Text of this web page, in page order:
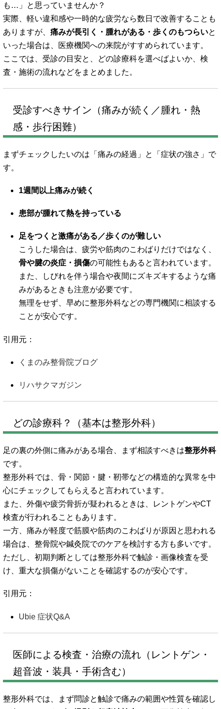
も…」と思っていませんか？
実際、軽い違和感や一時的な疲労なら数日で改善することも
ありますが、 痛みが長引く・腫れがある・歩くのもつらいと
いった場合は、医療機関への来院がすすめられています。
ここでは、受診の目安と、どの診療科を選べばよいか、検
査・施術の流れなどをまとめました。
受診すべきサイン（痛みが続く／腫れ・熱
感・歩行困難）
まずチェックしたいのは「痛みの経過」と「症状の強さ」で
す。
1週間以上痛みが続く
患部が腫れて熱を持っている
足をつくと激痛がある／歩くのが難しい
こうした場合は、疲労や筋肉のこわばりだけではなく、
骨や腱の炎症・損傷の可能性もあると言われています。
また、しびれを伴う場合や夜間にズキズキするような痛
みがあるときも注意が必要です。
無理をせず、早めに整形外科などの専門機関に相談する
ことが安心です。
引用元：
くまのみ整骨院ブログ
リハサクマガジン
どの診療科？（基本は整形外科）
足の裏の外側に痛みがある場合、まず相談すべきは整形外科
です。
整形外科では、骨・関節・腱・靭帯などの構造的な異常を中
心にチェックしてもらえると言われています。
また、外傷や疲労骨折が疑われるときは、レントゲンやCT
検査が行われることもあります。
一方、痛みが軽度で筋膜や筋肉のこわばりが原因と思われる
場合は、整骨院や鍼灸院でのケアを検討する方も多いです。
ただし、初期判断としては整形外科で触診・画像検査を受
け、重大な損傷がないことを確認するのが安心です。
引用元：
Ubie 症状Q&A
医師による検査・治療の流れ（レントゲン・
超音波・装具・手術含む）
整形外科では、まず問診と触診で痛みの範囲や性質を確認し